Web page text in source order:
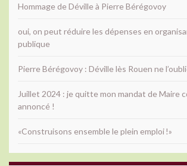
Hommage de Déville à Pierre Bérégovoy
oui, on peut réduire les dépenses en
publique
Pierre Bérégovoy : Déville lès Rouen ne
Juillet 2024 : je quitte mon mandat de Maire
annoncé !
«Construisons ensemble le plein emploi !»